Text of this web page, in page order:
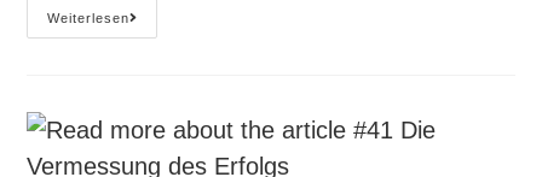
Weiterlesen#62
Kostet